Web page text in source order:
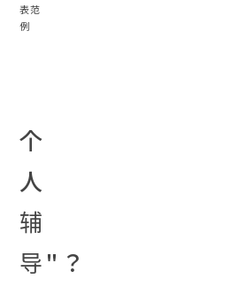
表范
例
个
人
辅
导"？